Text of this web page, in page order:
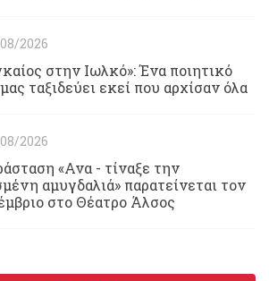
2026
στην Ιωλκό»: Ένα ποιητικό
ταξιδεύει εκεί που αρχίσαν όλα
2026
«Ανα - τίναξε την
αμυγδαλιά» παρατείνεται τον
στο Θέατρο Άλσος